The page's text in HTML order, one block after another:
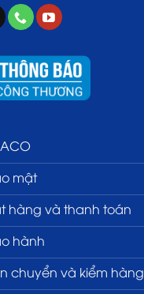
mật
hàng và thanh toán
hành
chuyển và kiểm hàng